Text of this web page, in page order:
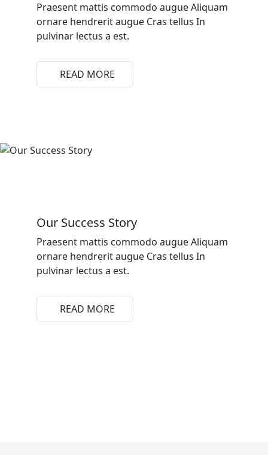
Praesent mattis commodo augue Aliquam
ornare hendrerit augue Cras tellus In
pulvinar lectus a est.
READ MORE
Our Success Story
Praesent mattis commodo augue Aliquam
ornare hendrerit augue Cras tellus In
pulvinar lectus a est.
READ MORE